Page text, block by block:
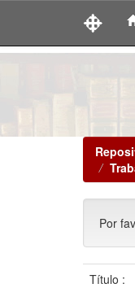
Por
Título :